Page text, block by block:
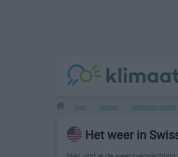
weer landen verenigde staten
Het weer in